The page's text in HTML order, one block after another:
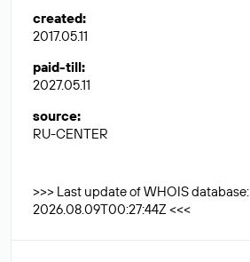
created:
2017.05.11
paid-till:
2027.05.11
source:
RU-CENTER
>>> Last update of WHOIS database:
2026.08.09T00:27:44Z <<<